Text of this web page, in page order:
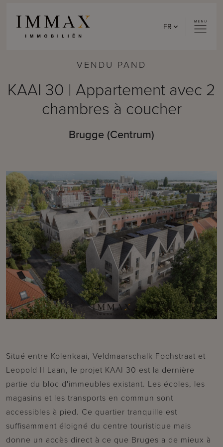
FR
VENDU PAND
KAAI 30 | Appartement avec 2
chambres à coucher
Brugge (Centrum)
Situé entre Kolenkaai, Veldmaarschalk Fochstraat et
Leopold II Laan, le projet KAAI 30 est la dernière
partie du bloc d'immeubles existant. Les écoles, les
magasins et les transports en commun sont
accessibles à pied. Ce quartier tranquille est
suffisamment éloigné du centre touristique mais
donne un accès direct à ce que Bruges a de mieux à